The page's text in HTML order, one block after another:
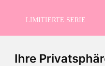
Ihre
LIMITIERTE SERIE
SCHLUSSVERKAUF